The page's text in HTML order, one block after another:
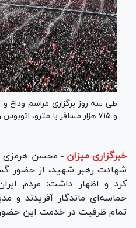
و ۷۱۵ هزار مسافر با مترو، اتوبوس و تاکسی ثبت شد.
خبرگزاری میزان - محسن هرمزی
شهادت رهبر شهید، از حضور
کرد و اظهار داشت: مردم
حماسه‌ای ماندگار آفریدند و
تمام ظرفیت در خدمت این